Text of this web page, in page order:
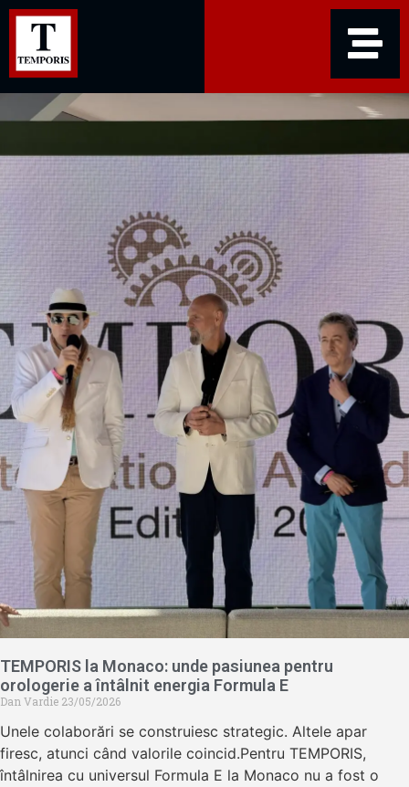
TEMPORIS la Monaco: unde pasiunea pentru
orologerie a întâlnit energia Formula E
Dan Vardie 23/05/2026
Unele colaborări se construiesc strategic. Altele apar
firesc, atunci când valorile coincid.Pentru TEMPORIS,
întâlnirea cu universul Formula E la Monaco nu a fost o